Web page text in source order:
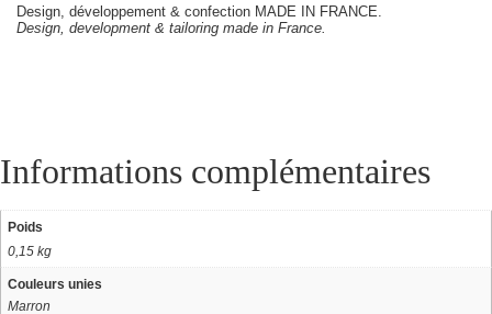
Design, développement & confection MADE IN FRANCE.
Design, development & tailoring made in France.
Informations complémentaires
Poids
0,15 kg
Couleurs unies
Marron